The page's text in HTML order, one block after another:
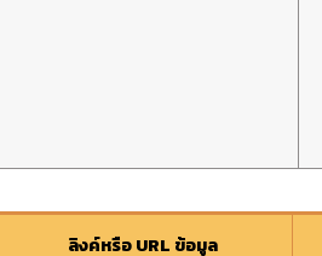
ลิงค์หรือ URL ข้อมูล